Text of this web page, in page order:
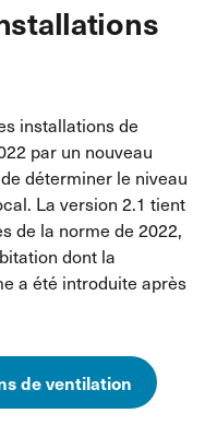
installations de
par un nouveau
déterminer le niveau
La version 2.1 tient
de la norme de 2022,
dont la
a été introduite après
de ventilation